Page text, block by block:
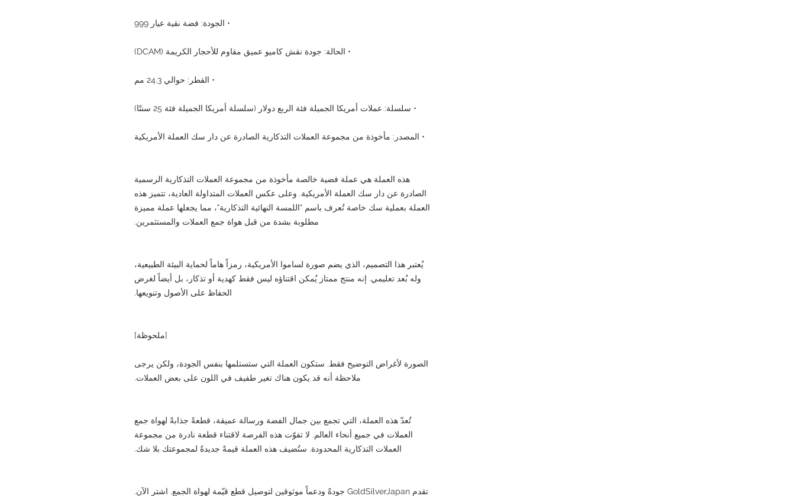
• الجودة: فضة نقية عيار 999
• الحالة: جودة نقش كاميو عميق مقاوم للأحجار الكريمة (DCAM)
• القطر: حوالي 24.3 مم
• سلسلة: عملات أمريكا الجميلة فئة الربع دولار (سلسلة أمريكا الجميلة فئة 25 سنتًا)
• المصدر: مأخوذة من مجموعة العملات التذكارية الصادرة عن دار سك العملة الأمريكية
هذه العملة هي عملة فضية خالصة مأخوذة من مجموعة العملات التذكارية الرسمية
الصادرة عن دار سك العملة الأمريكية. وعلى عكس العملات المتداولة العادية، تتميز هذه
العملة بعملية سك خاصة تُعرف باسم "اللمسة النهائية التذكارية"، مما يجعلها عملة مميزة
مطلوبة بشدة من قبل هواة جمع العملات والمستثمرين.
يُعتبر هذا التصميم، الذي يضم صورة لساموا الأمريكية، رمزاً هاماً لحماية البيئة الطبيعية،
وله بُعد تعليمي. إنه منتج ممتاز يُمكن اقتناؤه ليس فقط كهدية أو تذكار، بل أيضاً لغرض
الحفاظ على الأصول وتنويعها.
[ملحوظة]
الصورة لأغراض التوضيح فقط. ستكون العملة التي ستستلمها بنفس الجودة، ولكن يرجى
ملاحظة أنه قد يكون هناك تغير طفيف في اللون على بعض العملات.
تُعدّ هذه العملة، التي تجمع بين جمال الفضة ورسالة عميقة، قطعةً جذابةً لهواة جمع
العملات في جميع أنحاء العالم. لا تفوّت هذه الفرصة لاقتناء قطعة نادرة من مجموعة
العملات التذكارية المحدودة. ستُضيف هذه العملة قيمةً جديدةً لمجموعتك بلا شك.
تقدم GoldSilverJapan جودةً ودعماً موثوقين لتوصيل قطع قيّمة لهواة الجمع. اشترِ الآن.